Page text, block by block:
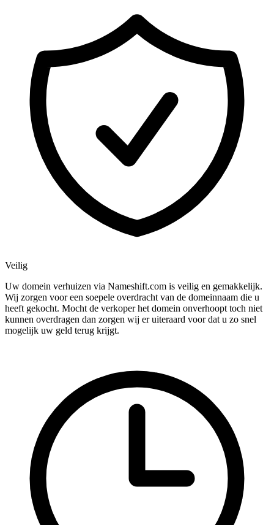
Veilig
Uw domein verhuizen via Nameshift.com is veilig en gemakkelijk.
Wij zorgen voor een soepele overdracht van de domeinnaam die u
heeft gekocht. Mocht de verkoper het domein onverhoopt toch niet
kunnen overdragen dan zorgen wij er uiteraard voor dat u zo snel
mogelijk uw geld terug krijgt.